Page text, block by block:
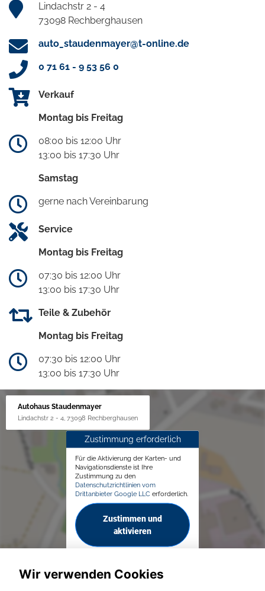
Lindachstr 2 - 4
73098 Rechberghausen
auto_staudenmayer@t-online.de
0 71 61 - 9 53 56 0
Verkauf
Montag bis Freitag
08:00 bis 12:00 Uhr
13:00 bis 17:30 Uhr
Samstag
gerne nach Vereinbarung
Service
Montag bis Freitag
07:30 bis 12:00 Uhr
13:00 bis 17:30 Uhr
Teile & Zubehör
Montag bis Freitag
07:30 bis 12:00 Uhr
13:00 bis 17:30 Uhr
Autohaus Staudenmayer
Lindachstr 2 - 4, 73098 Rechberghausen
Zustimmung erforderlich
Für die Aktivierung der Karten- und
Navigationsdienste ist Ihre
Zustimmung zu den
Datenschutzrichtlinien vom
Drittanbieter Google LLC erforderlich.
Zustimmen und
aktivieren
Wir verwenden Cookies